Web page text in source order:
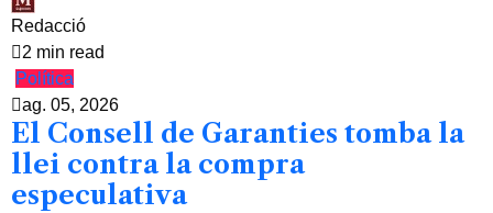
Redacció
2 min read
Política
ag. 05, 2026
El Consell de Garanties tomba la
llei contra la compra
especulativa